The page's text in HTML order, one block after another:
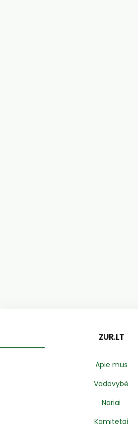
ZUR.LT
Apie mus
Vadovybė
Nariai
Komitetai